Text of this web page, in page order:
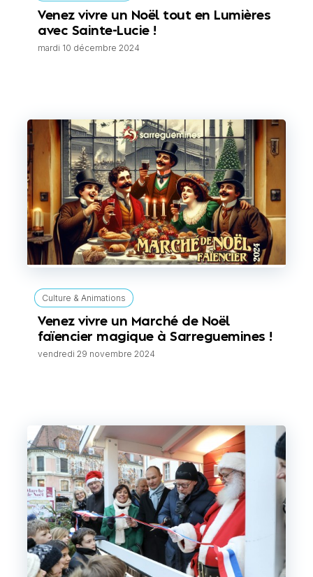
Venez vivre un Noël tout en Lumières
avec Sainte-Lucie !
mardi 10 décembre 2024
Culture & Animations
Venez vivre un Marché de Noël
faïencier magique à Sarreguemines !
vendredi 29 novembre 2024